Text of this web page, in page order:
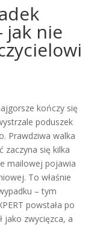
jak nie
kończy się
poduszek
Prawdziwa walka
zaczyna się kilka
mailowej pojawia
To właśnie
– tym
powstała po
jako zwycięzca, a